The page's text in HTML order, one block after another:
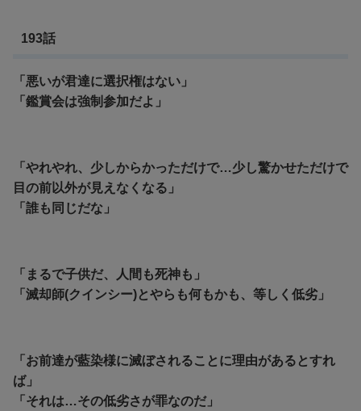
193話
「悪いが君達に選択権はない」
「鑑賞会は強制参加だよ」
「やれやれ、少しからかっただけで…少し驚かせただけで
目の前以外が見えなくなる」
「誰も同じだな」
「まるで子供だ、人間も死神も」
「滅却師(クインシー)とやらも何もかも、等しく低劣」
「お前達が藍染様に滅ぼされることに理由があるとすれ
ば」
「それは…その低劣さが罪なのだ」